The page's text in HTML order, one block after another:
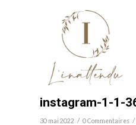
instagram-1-1-
30 mai 2022 / 0 Commentaires /